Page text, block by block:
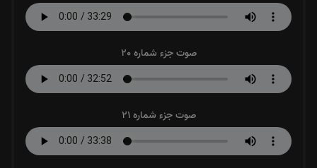
صوت جزء شماره 20
صوت جزء شماره 21